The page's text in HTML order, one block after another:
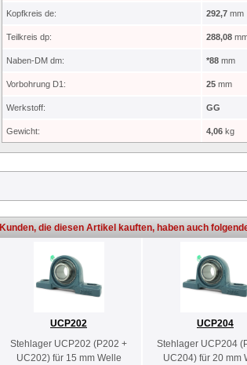
Kopfkreis de: 292,7 mm
Teilkreis dp: 288,08
Naben-DM dm: *88 mm
Vorbohrung D1: 25 mm
Werkstoff: GG
Gewicht: 4,06 kg
Kunden, die diesen Artikel kauften, haben auch
UCP202
Stehlager UCP202 (P202 +
UC202) für 15 mm Welle
UCP204
Stehlager UCP204
UC204) für 20 mm